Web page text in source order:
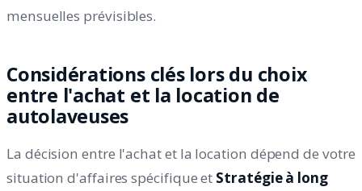
mensuelles prévisibles.
Considérations clés lors du choix
entre l'achat et la location de
autolaveuses
La décision entre l'achat et la location dépend de votre
situation d'affaires spécifique et Stratégie à long